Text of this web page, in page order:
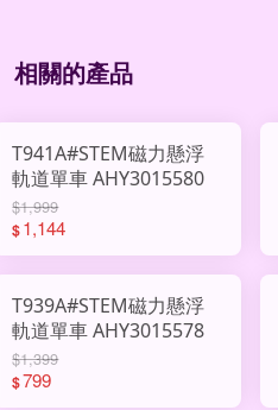
相關的產品
T941A#STEM磁力懸浮
軌道單車 AHY3015580
$1,999
$1,144
T939A#STEM磁力懸浮
軌道單車 AHY3015578
$1,399
$799